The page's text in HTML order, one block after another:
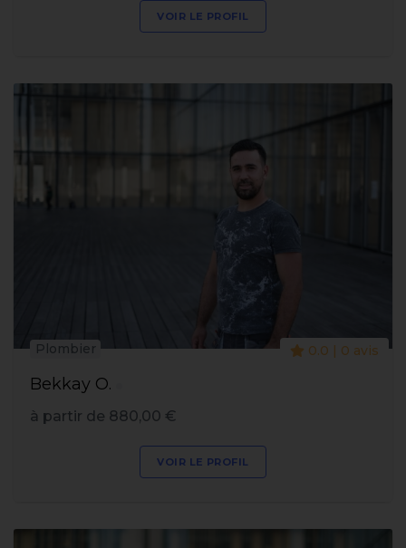
VOIR LE PROFIL
Bekkay O.
Plombier 0.0 | 0 avis
à partir de 880,00 €
VOIR LE PROFIL